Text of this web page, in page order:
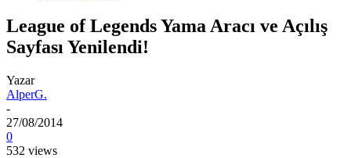
League of Legends Yama Aracı ve Açılış
Sayfası Yenilendi!
Yazar
AlperG.
-
27/08/2014
0
532 views